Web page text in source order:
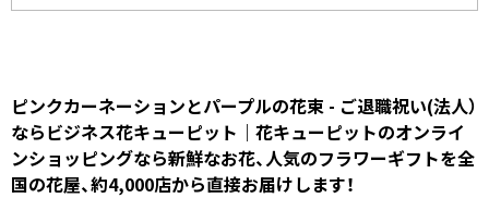
ピンクカーネーションとパープルの花束 - ご退職祝い(法人）
ならビジネス花キューピット｜花キューピットのオンライ
ンショッピングなら新鮮なお花、人気のフラワーギフトを全
国の花屋、約4,000店から直接お届けします！